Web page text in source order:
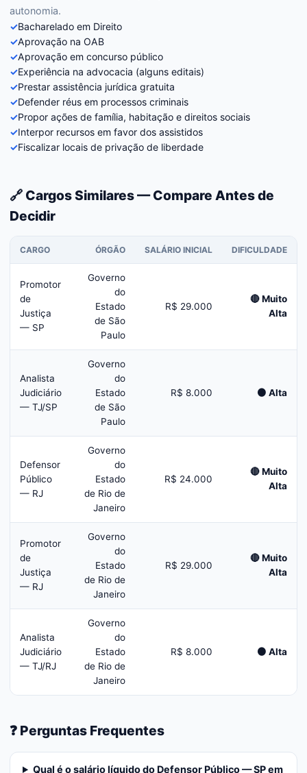
autonomia.
✓Bacharelado em Direito
✓Aprovação na OAB
✓Aprovação em concurso público
✓Experiência na advocacia (alguns editais)
✓Prestar assistência jurídica gratuita
✓Defender réus em processos criminais
✓Propor ações de família, habitação e direitos sociais
✓Interpor recursos em favor dos assistidos
✓Fiscalizar locais de privação de liberdade
🔗 Cargos Similares — Compare Antes de
Decidir
CARGO ÓRGÃO SALÁRIO INICIAL DIFICULDADE
Promotor
de
Justiça
— SP
Governo
do
Estado
de São
Paulo
R$ 29.000
🔴 Muito
Alta
Analista
Judiciário
— TJ/SP
Governo
do
Estado
de São
Paulo
R$ 8.000 🟠 Alta
Defensor
Público
— RJ
Governo
do
Estado
de Rio de
Janeiro
R$ 24.000
🔴 Muito
Alta
Promotor
de
Justiça
— RJ
Governo
do
Estado
de Rio de
Janeiro
R$ 29.000
🔴 Muito
Alta
Analista
Judiciário
— TJ/RJ
Governo
do
Estado
de Rio de
Janeiro
R$ 8.000 🟠 Alta
❓ Perguntas Frequentes
Qual é o salário líquido do Defensor Público — SP em